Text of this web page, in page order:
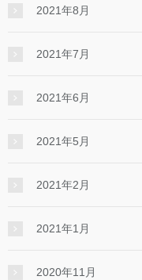
2021年8月
2021年7月
2021年6月
2021年5月
2021年2月
2021年1月
2020年11月